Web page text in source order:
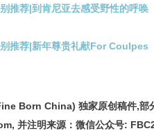
推荐|到肯尼亚去感受野性的呼唤
推荐|新年尊贵礼献For Coulpes
Born China) 独家原创稿件,部
并注明来源：微信公众号: